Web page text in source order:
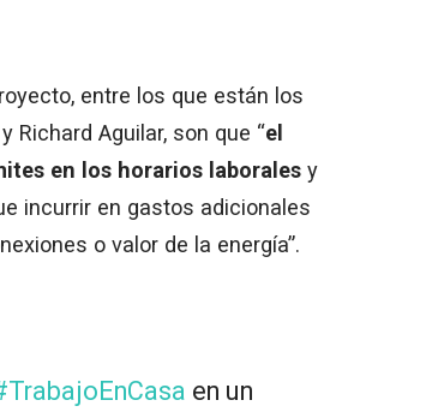
entre los que están los
Richard Aguilar, son que “el
en los horarios laborales y
incurrir en gastos adicionales
o valor de la energía”.
en un